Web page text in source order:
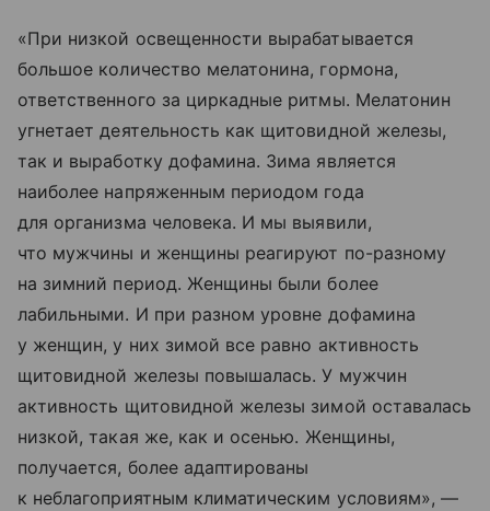
«При низкой освещенности вырабатывается
большое количество мелатонина, гормона,
ответственного за циркадные ритмы. Мелатонин
угнетает деятельность как щитовидной железы,
так и выработку дофамина. Зима является
наиболее напряженным периодом года
для организма человека. И мы выявили,
что мужчины и женщины реагируют по-разному
на зимний период. Женщины были более
лабильными. И при разном уровне дофамина
у женщин, у них зимой все равно активность
щитовидной железы повышалась. У мужчин
активность щитовидной железы зимой оставалась
низкой, такая же, как и осенью. Женщины,
получается, более адаптированы
к неблагоприятным климатическим условиям», —